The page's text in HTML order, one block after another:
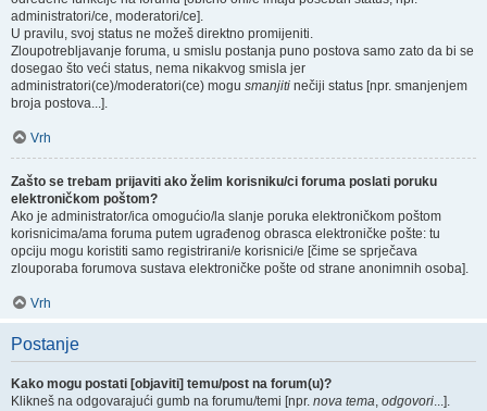
administratori/ce, moderatori/ce].
U pravilu, svoj status ne možeš direktno promijeniti.
Zloupotrebljavanje foruma, u smislu postanja puno postova samo zato da bi se
dosegao što veći status, nema nikakvog smisla jer
administratori(ce)/moderatori(ce) mogu smanjiti nečiji status [npr. smanjenjem
broja postova...].
Vrh
Zašto se trebam prijaviti ako želim korisniku/ci foruma poslati poruku
elektroničkom poštom?
Ako je administrator/ica omogućio/la slanje poruka elektroničkom poštom
korisnicima/ama foruma putem ugrađenog obrasca elektroničke pošte: tu
opciju mogu koristiti samo registrirani/e korisnici/e [čime se sprječava
zlouporaba forumova sustava elektroničke pošte od strane anonimnih osoba].
Vrh
Postanje
Kako mogu postati [objaviti] temu/post na forum(u)?
Klikneš na odgovarajući gumb na forumu/temi [npr. nova tema, odgovori...].